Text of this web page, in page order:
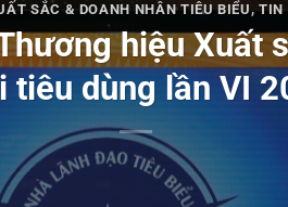
SẮC & DOANH NHÂN TIÊU BIỂU,TIN
hiệu Xuất
tiêu dùng lần VI